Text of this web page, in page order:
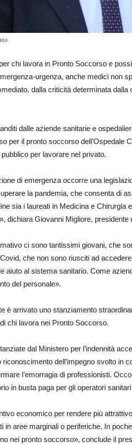
chi lavora in Pronto Soccorso e
urgenza, anche medici non
dalla criticità determinata
dalle aziende sanitarie e
per il pronto soccorso dell’Ospedale
per lavorare nel privato.
di emergenza occorre una
la pandemia, che consenta di
sia i laureati in Medicina e Chirurgia
dichiara Giovanni Migliore, presidente
ci sono tantissimi giovani, che
che non sono riusciti ad
aiuto al sistema sanitario. Come
del personale».
è arrivato uno stanziamento
chi lavora nei Pronto Soccorso.
dal Ministero per l’indennità
dell’impegno svolto in
l’emorragia di professionisti.
in busta paga per gli operatori
economico per rendere più
in aree marginali o periferiche. In
nei pronto soccorso», conclude il